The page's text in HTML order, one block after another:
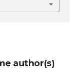
author(s)